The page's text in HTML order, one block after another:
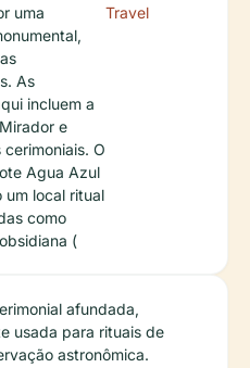
uma
As
incluem a
e
O
Agua Azul
um local ritual
como
(
Travel
afundada,
usada para rituais de
astronômica.